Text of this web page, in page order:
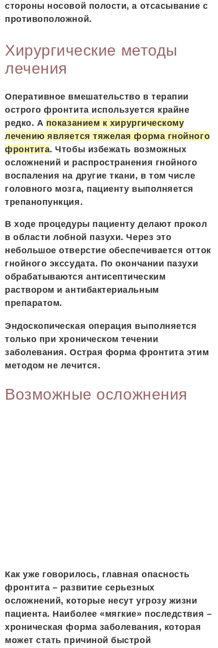
стороны носовой полости, а отсасывание с
противоположной.
Хирургические методы
лечения
Оперативное вмешательство в терапии
острого фронтита используется крайне
редко. А показанием к хирургическому
лечению является тяжелая форма гнойного
фронтита. Чтобы избежать возможных
осложнений и распространения гнойного
воспаления на другие ткани, в том числе
головного мозга, пациенту выполняется
трепанопункция.
В ходе процедуры пациенту делают прокол
в области лобной пазухи. Через это
небольшое отверстие обеспечивается отток
гнойного экссудата. По окончании пазухи
обрабатываются антисептическим
раствором и антибактериальным
препаратом.
Эндоскопическая операция выполняется
только при хроническом течении
заболевания. Острая форма фронтита этим
методом не лечится.
Возможные осложнения
Как уже говорилось, главная опасность
фронтита – развитие серьезных
осложнений, которые несут угрозу жизни
пациента. Наиболее «мягкие» последствия –
хроническая форма заболевания, которая
может стать причиной быстрой